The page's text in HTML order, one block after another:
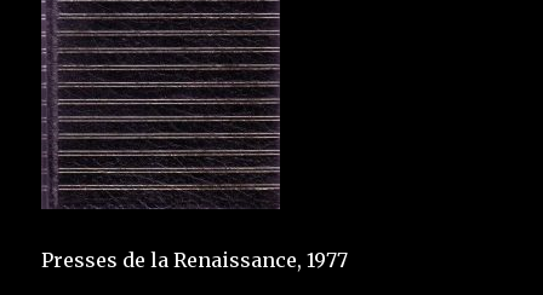
Presses de la Renaissance, 1977